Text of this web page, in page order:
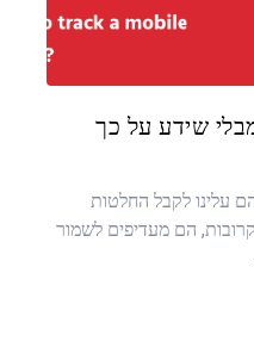
שידע על כך
עלינו לקבל החלטות
קרובות, הם מעדיפים לשמור